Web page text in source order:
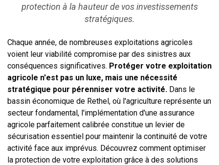
protection à la hauteur de vos investissements
stratégiques.
Chaque année, de nombreuses exploitations agricoles
voient leur viabilité compromise par des sinistres aux
conséquences significatives. Protéger votre exploitation
agricole n'est pas un luxe, mais une nécessité
stratégique pour pérenniser votre activité. Dans le
bassin économique de Rethel, où l'agriculture représente un
secteur fondamental, l'implémentation d'une assurance
agricole parfaitement calibrée constitue un levier de
sécurisation essentiel pour maintenir la continuité de votre
activité face aux imprévus. Découvrez comment optimiser
la protection de votre exploitation grâce à des solutions